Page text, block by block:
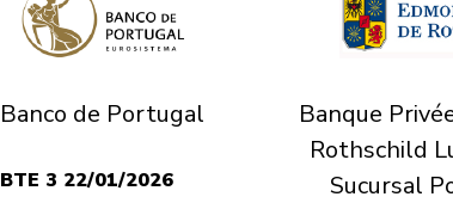
Banco de Portugal
BTE 3 22/01/2026
Banque
Rothschild
Sucursal